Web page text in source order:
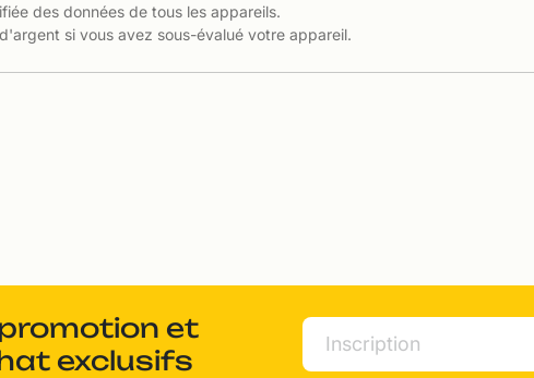
des données de tous les appareils.
si vous avez sous-évalué votre appareil.
et
exclusifs